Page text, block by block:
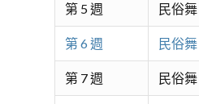
第 5 週 民俗舞
第 6 週 民俗舞
第 7 週 民俗舞